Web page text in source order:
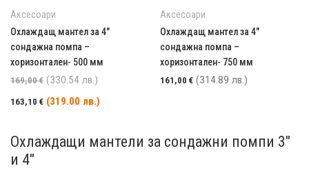
Аксесоари
Охлаждащ мантел за 4″
сондажна помпа –
хоризонтален- 500 мм
169,00€ (330.54 лв.) Първоначалната цена е била: 169,00 € (330.54
163,10 € (319.00 лв.)Текущата цена е: 163,10 € (319.00 лв.).
Аксесоари
Охлаждащ мантел за 4″
сондажна помпа –
хоризонтален- 750 мм
161,00€ (314.89 лв.)
Охлаждащи мантели за сондажни помпи 3″
и 4″